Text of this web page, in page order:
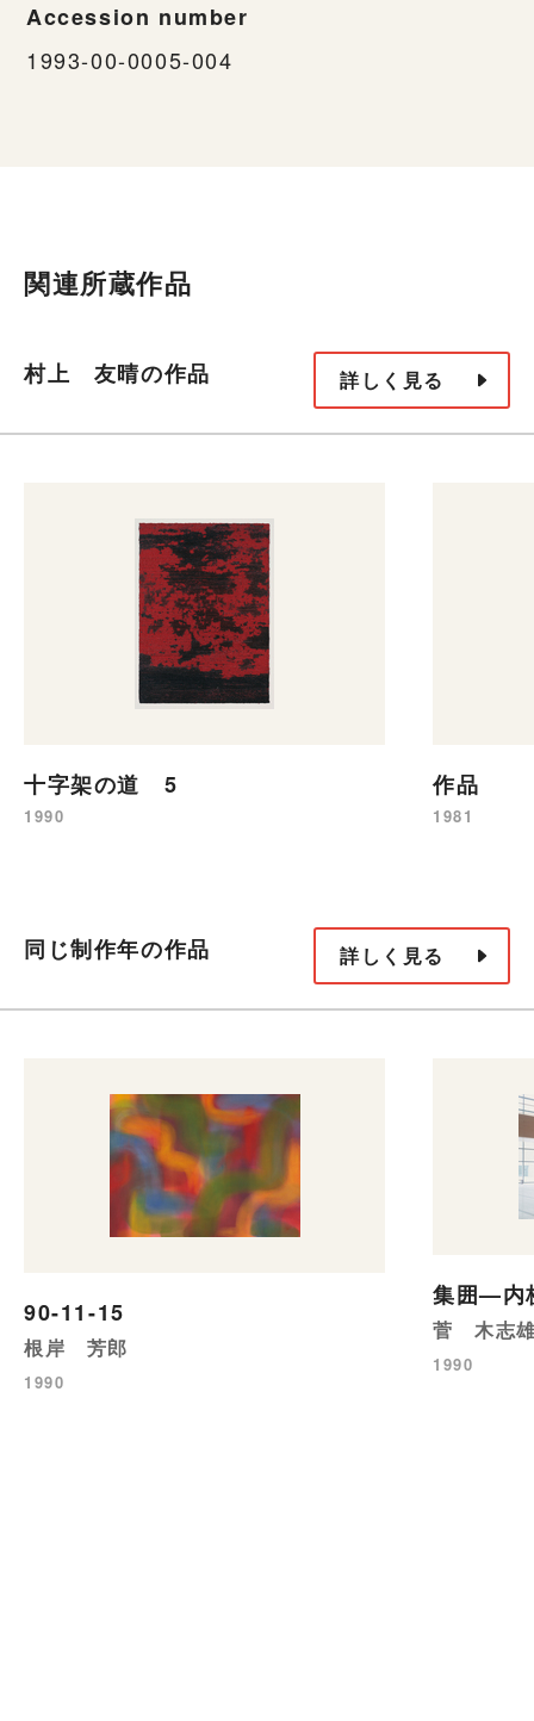
Accession number
1993-00-0005-004
関連所蔵作品
村上 友晴の作品 詳しく見る
十字架の道 5
1990
作品
1981
同じ制作年の作品 詳しく見る
90-11-15
根岸 芳郎
1990
集囲—内
菅 木志
1990